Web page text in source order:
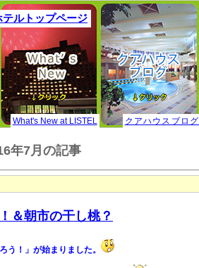
テルトップページ
What's New at LISTEL クアハウスブログ
年7月の記事
＆朝市の干し桃？
う！」が始まりました。